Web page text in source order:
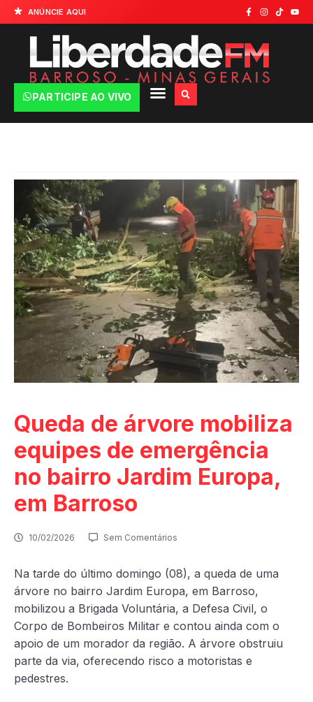
ANÚNCIE AQUI
PARTICIPE AO VIVO
Queda de árvore mobiliza
equipes de emergência
no bairro Jardim Europa,
em Barroso
10/02/2026 Sem Comentários
Na tarde do último domingo (08), a queda de uma
árvore no bairro Jardim Europa, em Barroso,
mobilizou a Brigada Voluntária, a Defesa Civil, o
Corpo de Bombeiros Militar e contou ainda com o
apoio de um morador da região. A árvore obstruiu
parte da via, oferecendo risco a motoristas e
pedestres.